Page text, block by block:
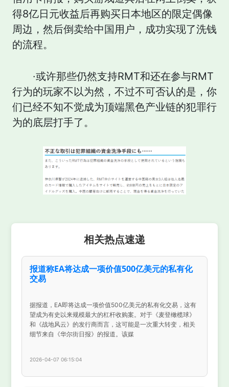
得8亿日元收益后再购买日本地区的限定偶像
周边，然后倒卖给中国用户，成功实现了洗钱
的流程。
·或许那些仍然支持RMT和还在参与RMT
行为的玩家不以为然，不过不可否认的是，你
们已经不知不觉成为顶端黑色产业链的犯罪行
为的底层打手了。
相关热点速递
报道称EA将达成一项价值500亿美元的私有化
交易
据报道，EA即将达成一项价值500亿美元的私有化交易，这有
望成为有史以来规模最大的杠杆收购案。对于《麦登橄榄球》
和《战地风云》的发行商而言，这可能是一次重大转变，相关
细节来自《华尔街日报》的报道。该媒
2026-04-07 06:15:04